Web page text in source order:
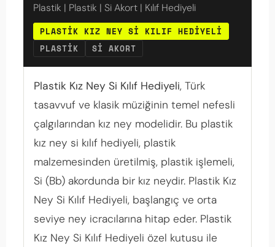
Plastik | Plastik | Si Akort | Kılıf Hediyeli
PLASTIK KIZ NEY SI KILIF HEDIYELI
PLASTIK
SI AKORT
Plastik Kız Ney Si Kılıf Hediyeli, Türk
tasavvuf ve klasik müziğinin temel nefesli
çalgılarından kız ney modelidir. Bu plastik
kız ney si kılıf hediyeli, plastik
malzemesinden üretilmiş, plastik işlemeli,
Si (Bb) akordunda bir kız neydir. Plastik Kız
Ney Si Kılıf Hediyeli, başlangıç ve orta
seviye ney icracılarına hitap eder. Plastik
Kız Ney Si Kılıf Hediyeli özel kutusu ile